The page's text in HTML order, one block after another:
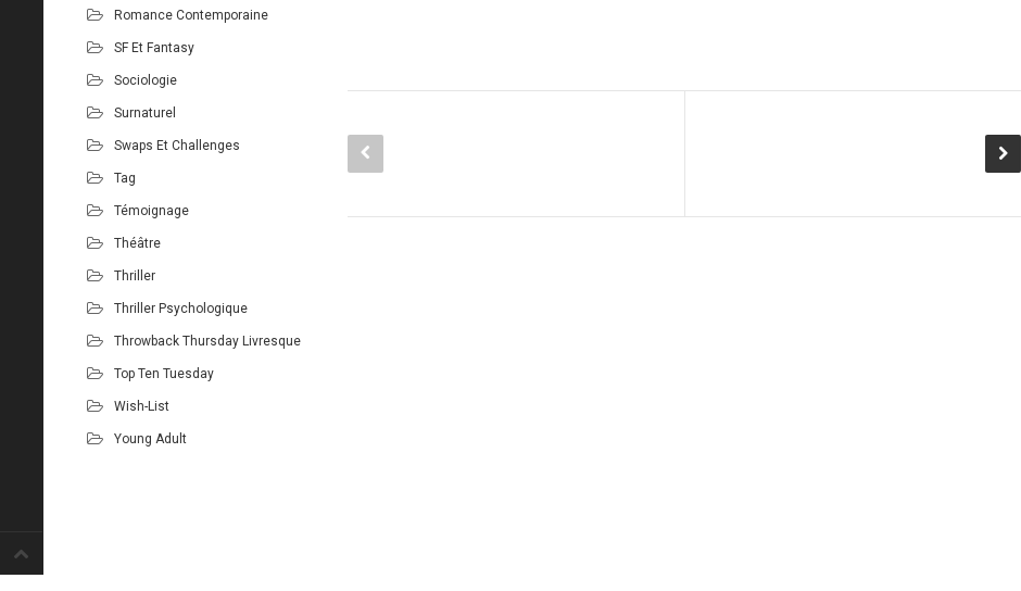
Romance Contemporaine
SF Et Fantasy
Sociologie
Surnaturel
Swaps Et Challenges
Tag
Témoignage
Théâtre
Thriller
Thriller Psychologique
Throwback Thursday Livresque
Top Ten Tuesday
Wish-List
Young Adult